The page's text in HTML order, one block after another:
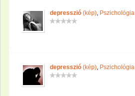
depresszió (kép),
depresszió (kép),